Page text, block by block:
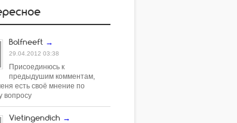
Bolfneeft →
29.04.2012 03:38
Присоединюсь к
предыдушим комментам,
есть своё мнение по
вопросу
Vietingendich →